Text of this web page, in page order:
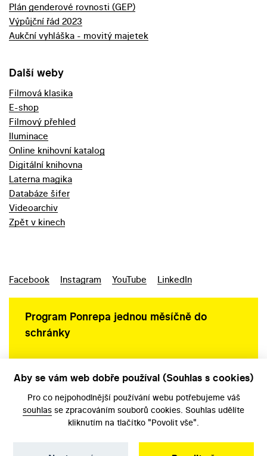
Plán genderové rovnosti (GEP)
Výpůjční řád 2023
Aukční vyhláška - movitý majetek
Další weby
Filmová klasika
E-shop
Filmový přehled
Iluminace
Online knihovní katalog
Digitální knihovna
Laterna magika
Databáze šifer
Videoarchiv
Zpět v kinech
Facebook Instagram YouTube LinkedIn
Program Ponrepa jednou měsíčně do
schránky
Aby se vám web dobře používal (Souhlas s cookies)
Pro co nejpohodlnější používání webu potřebujeme váš
souhlas se zpracováním souborů cookies. Souhlas udělíte
kliknutím na tlačítko "Povolit vše".